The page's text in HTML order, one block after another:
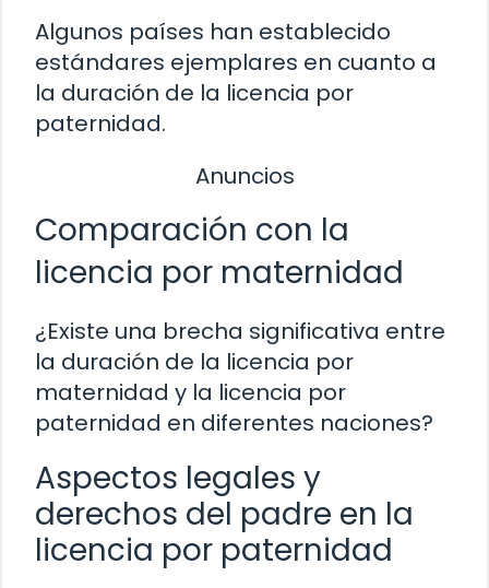
Algunos países han establecido
estándares ejemplares en cuanto a
la duración de la licencia por
paternidad.
Anuncios
Comparación con la
licencia por maternidad
¿Existe una brecha significativa entre
la duración de la licencia por
maternidad y la licencia por
paternidad en diferentes naciones?
Aspectos legales y
derechos del padre en la
licencia por paternidad